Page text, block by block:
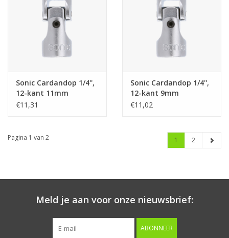
Sonic Cardandop 1/4'',
12-kant 11mm
€11,31
Sonic Cardandop 1/4'',
12-kant 9mm
€11,02
Pagina 1 van 2 1 2
Meld je aan voor onze nieuwsbrief:
ABONNEER